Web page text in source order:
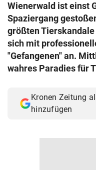
search
Suchbegriff
eingeben
Wienerwald ist einst
Spaziergang
größten Tierskandale
sich mit
"Gefangenen" an.
wahres Paradies für
Kronen Zeitung
hinzufügen